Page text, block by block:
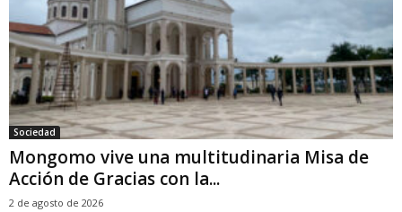
Sociedad
Mongomo vive una multitudinaria Misa de
Acción de Gracias con la...
2 de agosto de 2026